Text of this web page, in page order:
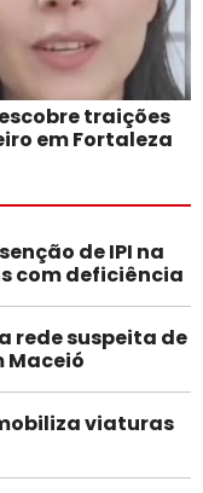
traições
em Fortaleza
de IPI na
com deficiência
rede suspeita de
Maceió
viaturas